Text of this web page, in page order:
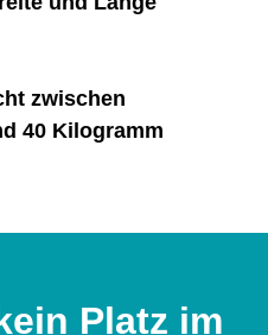
zwischen
40 Kilogramm
Platz im